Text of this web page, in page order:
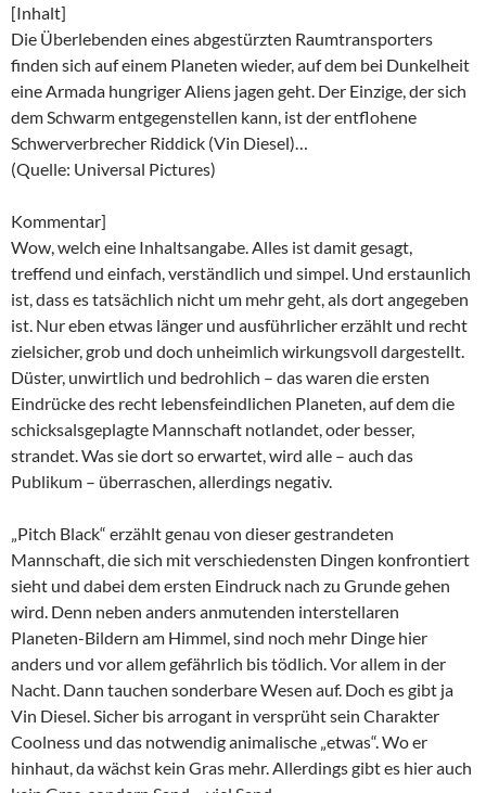
[Inhalt]
Die Überlebenden eines abgestürzten Raumtransporters
finden sich auf einem Planeten wieder, auf dem bei Dunkelheit
eine Armada hungriger Aliens jagen geht. Der Einzige, der sich
dem Schwarm entgegenstellen kann, ist der entflohene
Schwerverbrecher Riddick (Vin Diesel)…
(Quelle: Universal Pictures)
Kommentar]
Wow, welch eine Inhaltsangabe. Alles ist damit gesagt,
treffend und einfach, verständlich und simpel. Und erstaunlich
ist, dass es tatsächlich nicht um mehr geht, als dort angegeben
ist. Nur eben etwas länger und ausführlicher erzählt und recht
zielsicher, grob und doch unheimlich wirkungsvoll dargestellt.
Düster, unwirtlich und bedrohlich – das waren die ersten
Eindrücke des recht lebensfeindlichen Planeten, auf dem die
schicksalsgeplagte Mannschaft notlandet, oder besser,
strandet. Was sie dort so erwartet, wird alle – auch das
Publikum – überraschen, allerdings negativ.
„Pitch Black“ erzählt genau von dieser gestrandeten
Mannschaft, die sich mit verschiedensten Dingen konfrontiert
sieht und dabei dem ersten Eindruck nach zu Grunde gehen
wird. Denn neben anders anmutenden interstellaren
Planeten-Bildern am Himmel, sind noch mehr Dinge hier
anders und vor allem gefährlich bis tödlich. Vor allem in der
Nacht. Dann tauchen sonderbare Wesen auf. Doch es gibt ja
Vin Diesel. Sicher bis arrogant in versprüht sein Charakter
Coolness und das notwendig animalische „etwas“. Wo er
hinhaut, da wächst kein Gras mehr. Allerdings gibt es hier auch